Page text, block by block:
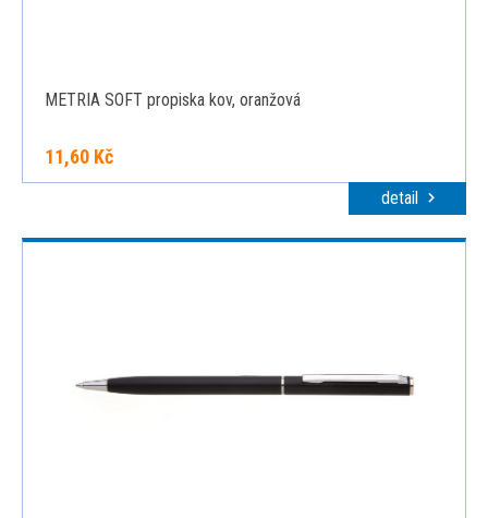
METRIA SOFT propiska kov, oranžová
11,60 Kč
detail